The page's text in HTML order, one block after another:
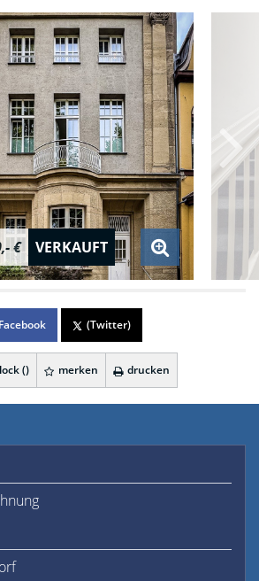
€ VERKAUFT
Facebook (Twitter)
() merken drucken